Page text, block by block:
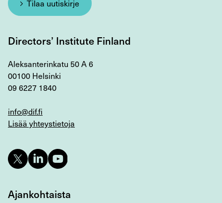
Tilaa uutiskirje
Directors’ Institute Finland
Aleksanterinkatu 50 A 6
00100 Helsinki
09 6227 1840
info@dif.fi
Lisää yhteystietoja
Ajankohtaista